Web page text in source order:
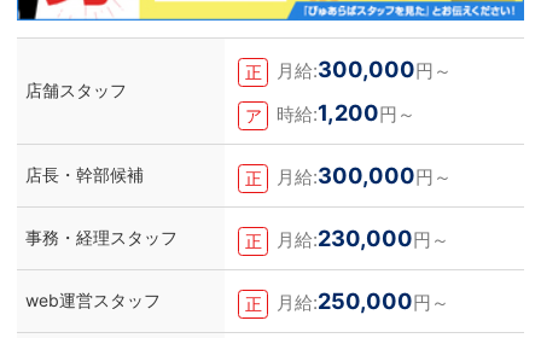
店舗スタッフ
正 月給:300,000円～
ア 時給:1,200円～
店長・幹部候補 正 月給:300,000円～
事務・経理スタッフ 正 月給:230,000円～
web運営スタッフ 正 月給:250,000円～